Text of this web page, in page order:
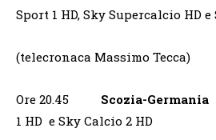
Sport 1 HD, Sky Supercalcio HD e
(telecronaca Massimo Tecca)
Ore 20.45 Scozia-
1 HD e Sky Calcio 2 HD